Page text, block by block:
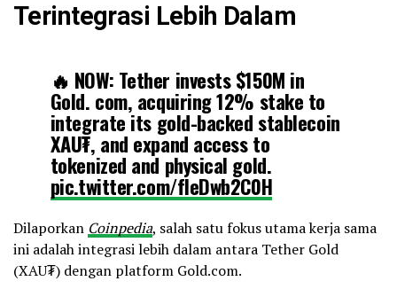
Terintegrasi Lebih Dalam
🔥 NOW: Tether invests $150M in
Gold. com, acquiring 12% stake to
integrate its gold-backed stablecoin
XAU₮, and expand access to
tokenized and physical gold.
pic.twitter.com/fleDwb2C0H
— Cointelegraph (@Cointelegraph)February 6, 2026
Dilaporkan Coinpedia, salah satu fokus utama kerja sama
ini adalah integrasi lebih dalam antara Tether Gold
(XAU₮) dengan platform Gold.com.